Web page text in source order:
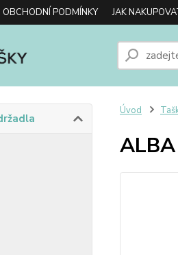
OBCHODNÍ PODMÍNKY JAK
Úvod